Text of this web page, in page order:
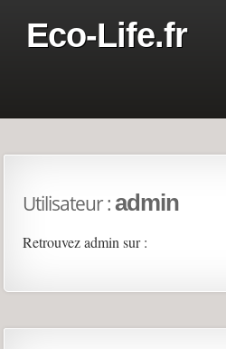
Eco-Life.fr
Utilisateur :admin
Retrouvezadmin sur :